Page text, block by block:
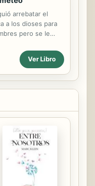
arrebatar el
a los dioses para
pero se le
permitiera vivir en
mismos y sus
que ser el propio
Platón en el
conciencia
de esta
afirmar que la
moral no
un don divino sino
evolutivo de
de las
del desarrollo...
Ver Libro